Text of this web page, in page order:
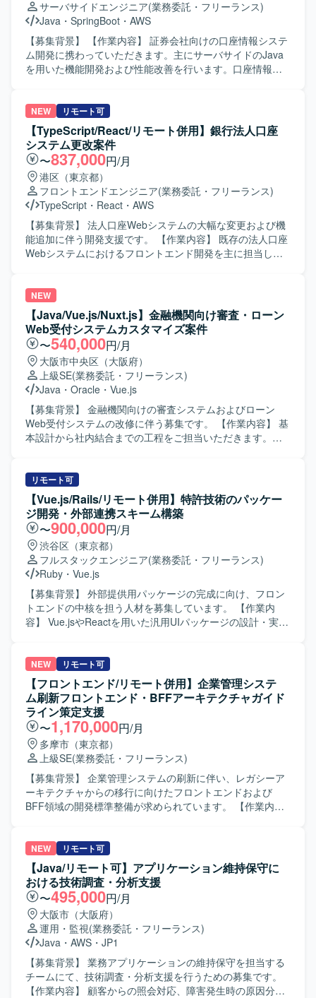
ネスマナーや身だしなみがしっかりしている方を求めてい
ます。主体的に設計・開発業務へ取り組める方を歓迎いた
します。 【ポジションの魅力】 ESGソリューション領域に
おけるEnterprise向けレポーティングプラットフォームの導
入・開発に携わることができ、ローコード／ノーコード開
験できるため、設計力と品質向上のスキルをバランスよく
身に付けることができます。 【開発環境】 開発形態はロー
コード／ノーコードとなります。OSはWindowsおよび
Linux、データベースはSnowflakeを利用いたします。レポ
ーティングシステムとしてWorkivaまたは類似製品を使用い
たします。
サーバサイドエンジニア(業務委託・フリーランス)
Java ・ SpringBoot ・ AWS
【募集背景】 【作業内容】 証券会社向けの口座情報システ
ム開発に携わっていただきます。主にサーバサイドのJava
を用いた機能開発および性能改善を行います。口座情報や
す。 【求める人物像】 理解力と論理的思考力を活かし、ア
ジャイル開発に前向きに取り組める方を求めています。将
来的なフロントエンド開発にも意欲的な方を歓迎します。
【ポジションの魅力】 証券会社の口座情報や有価証券情報
配信に関する新規機能開発、性能改善に携わることができ
ます。サーバサイド開発を中心に、将来的にはフロントエ
ンド開発にも領域を広げられる環境です。 【開発環境】
Windows、Java、SpringBoot、React、TypeScript、SQL、
AWS、Git、GitLab、VS Code、Codexを使用します。
NEW リモート可
【TypeScript/React/リモート併用】銀行法人口座
システム更改案件
〜837,000円/月
港区（東京都）
フロントエンドエンジニア(業務委託・フリーランス)
TypeScript ・ React ・ AWS
【募集背景】 法人口座Webシステムの大幅な変更および機
能追加に伴う開発支援です。 【作業内容】 既存の法人口座
Webシステムにおけるフロントエンド開発を主に担当して
動開発を進めます。 【求める人物像】 チームメンバーと連
携しながら、主体的に開発を推進できる方を求めていま
す。 【ポジションの魅力】 ReactおよびNext.jsを活用した
大規模なWebシステム更改と機能追加開発に携われます。
【開発環境】 TypeScript、React、Next.js、Java、Spring
Boot、AWSを使用します。
NEW
【Java/Vue.js/Nuxt.js】金融機関向け審査・ローン
Web受付システムカスタマイズ案件
〜540,000円/月
大阪市中央区（大阪府）
上級SE(業務委託・フリーランス)
Java ・ Oracle ・ Vue.js
【募集背景】 金融機関向けの審査システムおよびローン
Web受付システムの改修に伴う募集です。 【作業内容】 基
本設計から社内結合までの工程をご担当いただきます。審
ション開発に強く、プログラム寄りの業務に意欲的に取り
組める方を求めています。 【ポジションの魅力】 金融機関
向けシステムの改修を通じて、基本設計から結合工程まで
一貫して経験できます。 【開発環境】 Java、JavaScript、
JavaEE、Nuxt.js、Vue.js、Oracle、PostgreSQL、Windows
を使用します。
リモート可
【Vue.js/Rails/リモート併用】特許技術のパッケー
ジ開発・外部連携スキーム構築
〜900,000円/月
渋谷区（東京都）
フルスタックエンジニア(業務委託・フリーランス)
Ruby ・ Vue.js
【募集背景】 外部提供用パッケージの完成に向け、フロン
トエンドの中核を担う人材を募集しています。 【作業内
容】 Vue.jsやReactを用いた汎用UIパッケージの設計・実装
ブラウザなど多様な動作環境で安定稼働するフロントエン
ドを構築します。 【求める人物像】 フロントエンド開発を
起点に、システム全体の仕組みづくりに主体的に取り組め
る方を求めています。 【ポジションの魅力】 大手ポイント
発行企業へ自社開発の特許エンジンをパッケージ提供する
経験を積めます。画面開発にとどまらず、スキーマ設計や
バックエンド実装まで一貫して携われます。 【開発環境】
Vue.js、React、Ruby on Railsを使用します。Claude
Code、GitHub Copilot、CodexなどのAIツールを活用した開
発環境です。
NEW リモート可
【フロントエンド/リモート併用】企業管理システ
ム刷新フロントエンド・BFFアーキテクチャガイド
ライン策定支援
〜1,170,000円/月
多摩市（東京都）
上級SE(業務委託・フリーランス)
【募集背景】 企業管理システムの刷新に伴い、レガシーア
ーキテクチャからの移行に向けたフロントエンドおよび
BFF領域の開発標準整備が求められています。 【作業内
のガイドライン策定を支援いただきます。BFFアーキテク
チャの設計方針および責務整理、BFF開発ガイドラインの
作成、マルチチャネルを考慮したフロント／BFFガイドラ
インの策定を行います。各業務アプリケーションチームが
共通方針のもとで開発できる状態を目指し、責務定義、構
成方針、設計原則を整理して提案可能な成果物に取りまと
めます。 【求める人物像】 主体的に論点を整理し、提案を
行える方を求めています。曖昧な状況でも仮説を立てなが
ら検討を進め、積極的な議論を通じてチームを前に進めら
れる方を歓迎します。 【ポジションの魅力】 大規模な企業
管理システム刷新において、フロントエンドおよびBFFア
NEW リモート可
【Java/リモート可】アプリケーション維持保守に
おける技術調査・分析支援
〜495,000円/月
大阪市（大阪府）
運用・監視(業務委託・フリーランス)
Java ・ AWS ・ JP1
【募集背景】 業務アプリケーションの維持保守を担当する
チームにて、技術調査・分析支援を行うための募集です。
【作業内容】 顧客からの照会対応、障害発生時の原因分